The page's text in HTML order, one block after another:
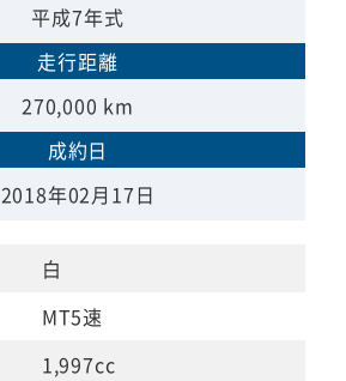
平成7年式
走行距離
270,000 km
成約日
2018年02月17日
白
MT5速
1,997cc